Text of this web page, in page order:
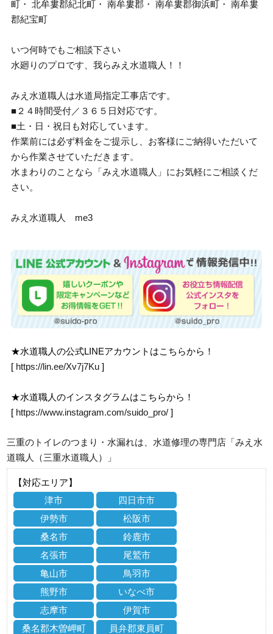
町・ 北牟婁郡紀北町・ 南牟婁郡・ 南牟婁郡御浜町・ 南牟婁
郡紀宝町
いつ何時でもご相談下さい
水廻りのプロです、我らみえ水道職人！！
みえ水道職人は水道局指定工事店です。
■２４時間受付／３６５日対応です。
■土・日・祝日も対応しています。
作業前には必ず料金をご提示し、お客様にご納得いただいて
から作業させていただきます。
水まわりのことなら「みえ水道職人」にお気軽にご相談くだ
さい。
みえ水道職人 me3
★水道職人の公式LINEアカウントはこちらから！
[ https://lin.ee/Xv7j7Ku ]
★水道職人のインスタグラムはこちらから！
[ https://www.instagram.com/suido_pro/ ]
三重のトイレのつまり・水漏れは、水道修理の専門店「みえ水
道職人（三重水道職人）」
【対応エリア】
津市
四日市市
伊勢市
松阪市
桑名市
鈴鹿市
名張市
尾鷲市
亀山市
鳥羽市
熊野市
いなべ市
志摩市
伊賀市
桑名郡木曽岬町
員弁郡東員町